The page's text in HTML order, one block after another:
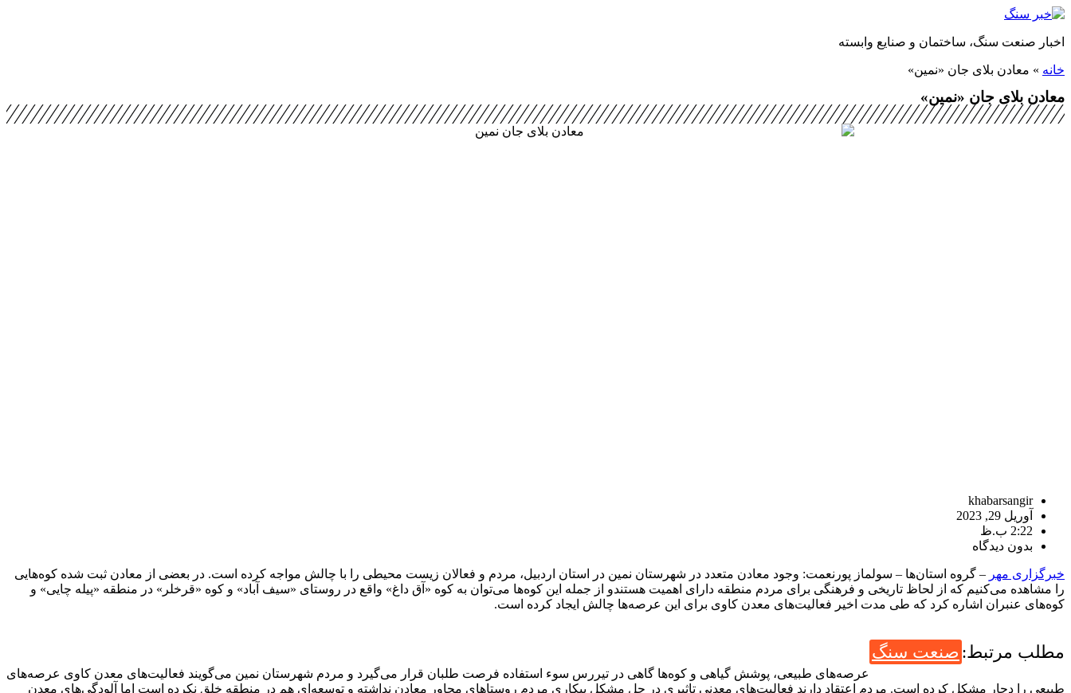
پرش
محتوا
اخبار صنعت سنگ، ساختمان و صنایع وابسته
خانه » معادن بلای جان «نمین»
معادن بلای جان «نمین»
khabarsangir
آوریل 29, 2023
2:22 ب.ظ
بدون دیدگاه
خبرگزاری مهر – گروه استان‌ها – سولماز پورنعمت: وجود معادن متعدد در شهرستان نمین در استان اردبیل، مردم و فعالان زیست محیطی را با چالش مواجه کرده است. در بعضی از معادن ثبت شده کوه‌هایی
را مشاهده می‌کنیم که از لحاظ تاریخی و فرهنگی برای مردم منطقه دارای اهمیت هستندو از جمله این کوه‌ها می‌توان به کوه «آق داغ» واقع در روستای «سیف آباد» و کوه «قرخلر» در منطقه «پیله چایی» و
کوه‌های عنبران اشاره کرد که طی مدت اخیر فعالیت‌های معدن کاوی برای این عرصه‌ها چالش ایجاد کرده است.
مطلب مرتبط: صنعت سنگ
عرصه‌های طبیعی، پوشش گیاهی و کوه‌ها گاهی در تیررس سوء استفاده فرصت طلبان قرار می‌گیرد و مردم شهرستان نمین می‌گویند فعالیت‌های معدن کاوی عرصه‌های
طبیعی را دچار مشکل کرده است. مردم اعتقاد دارند فعالیت‌های معدنی تاثیری در حل مشکل بیکاری مردم روستاهای مجاور معادن نداشته و توسعه‌ای هم در منطقه خلق نکرده است اما آلودگی‌های معدن